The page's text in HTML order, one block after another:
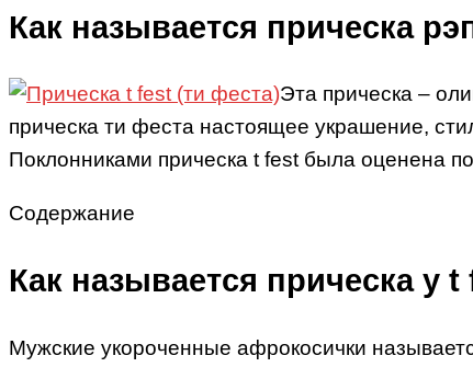
Как называется прическа
Эта прическа –
прическа ти феста настоящее украшение,
Поклонниками прическа t fest была оценена
Содержание
Как называется прическа у t
Мужские укороченные афрокосички